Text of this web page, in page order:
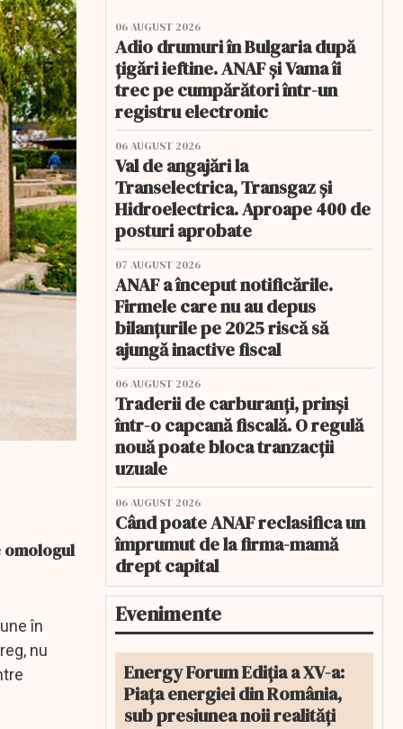
omologul
în
nu
06 AUGUST 2026
Adio drumuri în Bulgaria după
țigări ieftine. ANAF și Vama îi
trec pe cumpărători într-un
registru electronic
06 AUGUST 2026
Val de angajări la
Transelectrica, Transgaz și
Hidroelectrica. Aproape 400 de
posturi aprobate
07 AUGUST 2026
ANAF a început notificările.
Firmele care nu au depus
bilanțurile pe 2025 riscă să
ajungă inactive fiscal
06 AUGUST 2026
Traderii de carburanți, prinși
într-o capcană fiscală. O regulă
nouă poate bloca tranzacții
uzuale
06 AUGUST 2026
Când poate ANAF reclasifica un
împrumut de la firma-mamă
drept capital
Evenimente
Energy Forum Ediția a XV-a:
Piața energiei din România,
sub presiunea noii realități